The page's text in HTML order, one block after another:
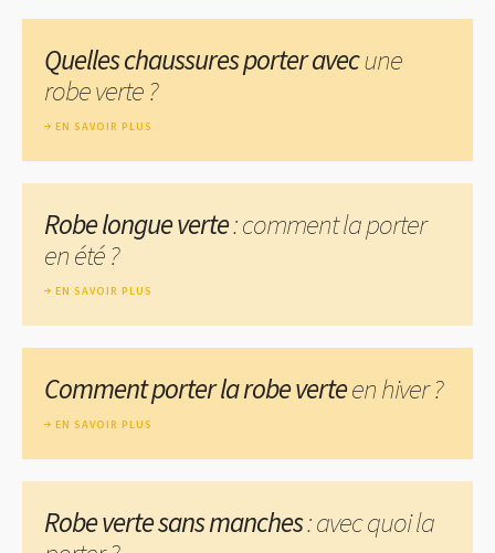
Quelles chaussures porter avecune
robe verte ?
EN SAVOIR PLUS
Robe longue verte: comment la porter
en été ?
EN SAVOIR PLUS
Comment porter la robe verteen hiver ?
EN SAVOIR PLUS
Robe verte sans manches: avec quoi la